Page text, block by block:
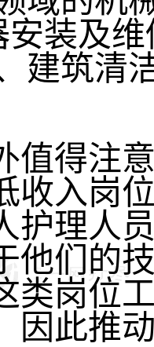
安装及
建筑清
值得注
收入岗
护理人
他们的
类岗位
因此推